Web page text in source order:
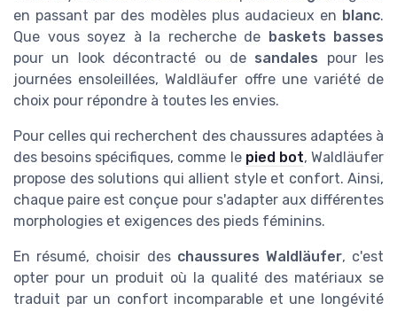
en passant par des modèles plus audacieux en blanc.
Que vous soyez à la recherche de
baskets basses
pour un look décontracté ou de sandales pour les
journées ensoleillées, Waldläufer offre une variété de
choix pour répondre à toutes les envies.
Pour celles qui recherchent des chaussures adaptées à
des besoins spécifiques, comme le pied bot, Waldläufer
propose des solutions qui allient style et confort. Ainsi,
chaque paire est conçue pour s'adapter aux différentes
morphologies et exigences des pieds féminins.
En résumé, choisir des chaussures Waldläufer, c'est
opter pour un produit où la qualité des matériaux se
traduit par un confort incomparable et une longévité